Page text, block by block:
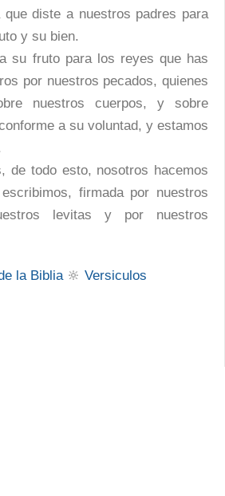
diste a nuestros padres para
y su bien.
su fruto para los reyes que has
por nuestros pecados, quienes
nuestros cuerpos, y sobre
a su voluntad, y estamos
de todo esto, nosotros hacemos
firmada por nuestros
levitas y por nuestros
la Biblia🔆 Versiculos